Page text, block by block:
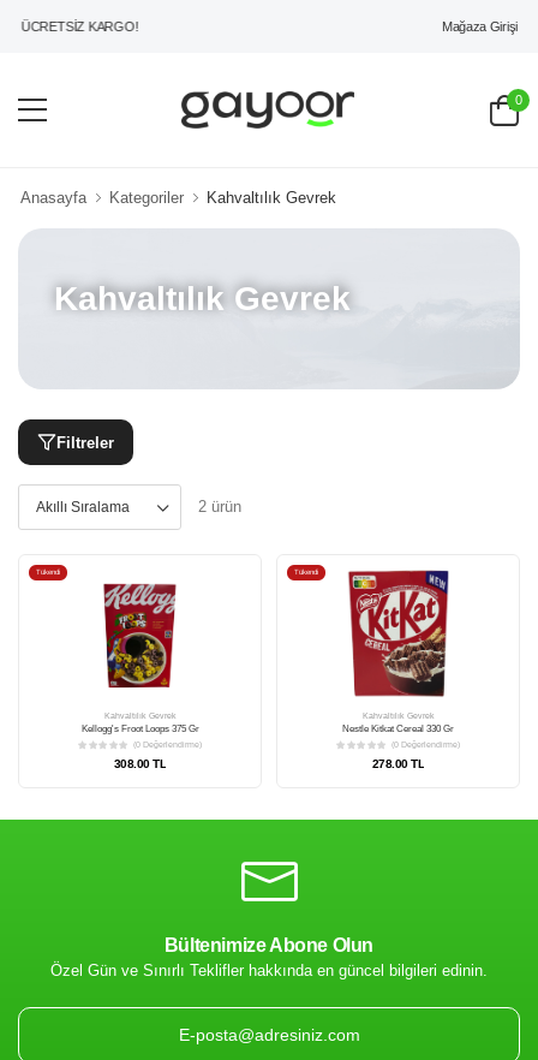
ÜCRETSİZ KARGO! Mağaza Girişi
0
Anasayfa Kategoriler Kahvaltılık Gevrek
Kahvaltılık Gevrek
Filtreler
2 ürün
Bültenimize Abone Olun
Özel Gün ve Sınırlı Teklifler hakkında en güncel bilgileri edinin.